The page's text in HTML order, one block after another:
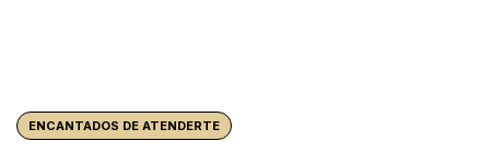
ENCANTADOS DE ATENDERTE